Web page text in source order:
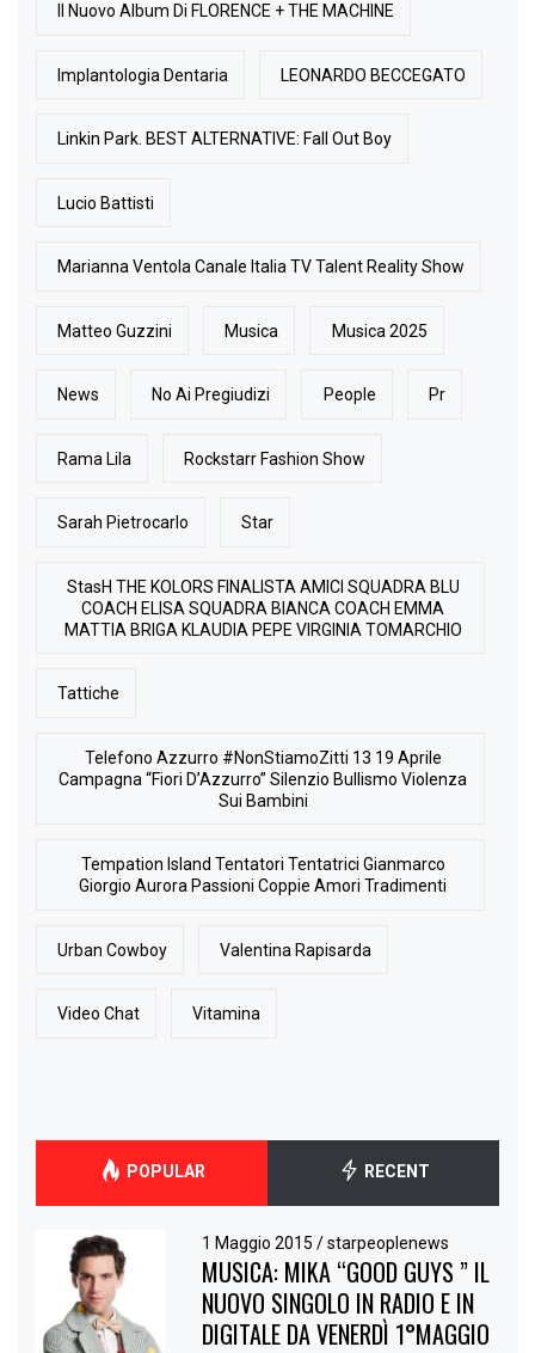
Il Nuovo Album Di FLORENCE + THE MACHINE
Implantologia Dentaria LEONARDO BECCEGATO
Linkin Park. BEST ALTERNATIVE: Fall Out Boy
Lucio Battisti
Marianna Ventola Canale Italia TV Talent Reality Show
Matteo Guzzini Musica Musica 2025
News No Ai Pregiudizi People Pr
Rama Lila Rockstarr Fashion Show
Sarah Pietrocarlo Star
StasH THE KOLORS FINALISTA AMICI SQUADRA BLU
COACH ELISA SQUADRA BIANCA COACH EMMA
MATTIA BRIGA KLAUDIA PEPE VIRGINIA TOMARCHIO
Tattiche
Telefono Azzurro #NonStiamoZitti 13 19 Aprile
Campagna “Fiori D’Azzurro” Silenzio Bullismo Violenza
Sui Bambini
Tempation Island Tentatori Tentatrici Gianmarco
Giorgio Aurora Passioni Coppie Amori Tradimenti
Urban Cowboy Valentina Rapisarda
Video Chat Vitamina
POPULAR RECENT
1 Maggio 2015/ starpeoplenews
MUSICA: MIKA “GOOD GUYS ” IL
NUOVO SINGOLO IN RADIO E IN
DIGITALE DA VENERDÌ 1°MAGGIO